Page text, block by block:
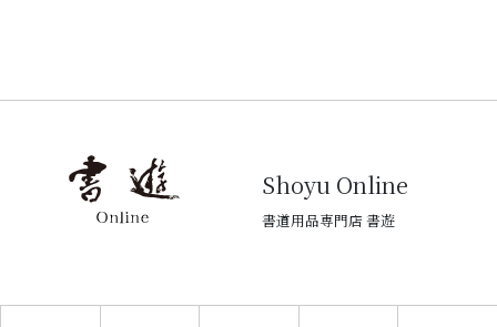
Shoyu Online
書道用品専門店 書遊